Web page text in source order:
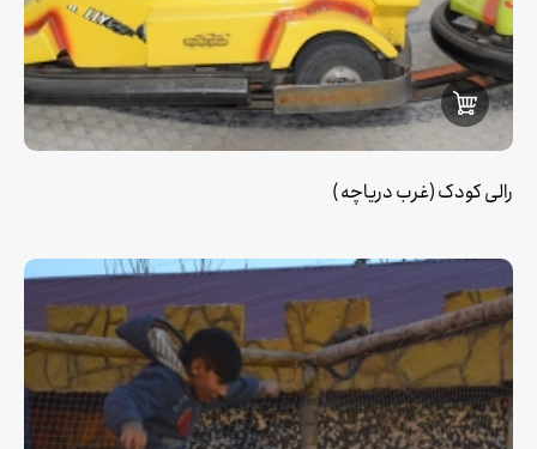
رالی کودک (غرب دریاچه )